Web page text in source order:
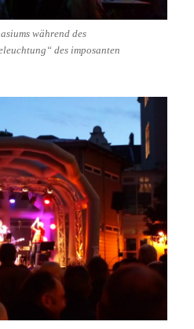
während des
des imposanten